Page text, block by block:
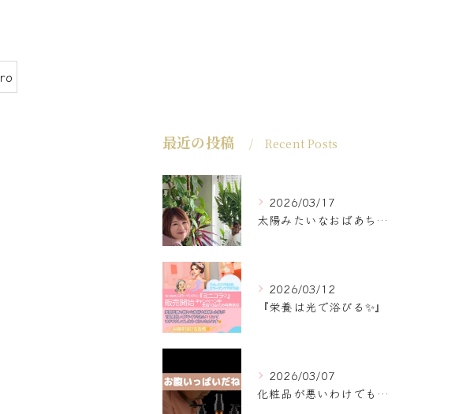
最近の投稿 Recent Posts
2026/03/17
太陽みたいなおばあちゃんに
2026/03/12
『栄養は光で浴びる✨』
2026/03/07
化粧品が悪いわけでもなく